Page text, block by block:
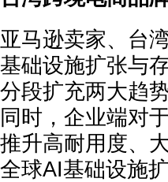
亚马逊卖家、台
基础设施扩张与
分段扩充两大趋
同时，企业端对
推升高耐用度、
全球AI基础设施